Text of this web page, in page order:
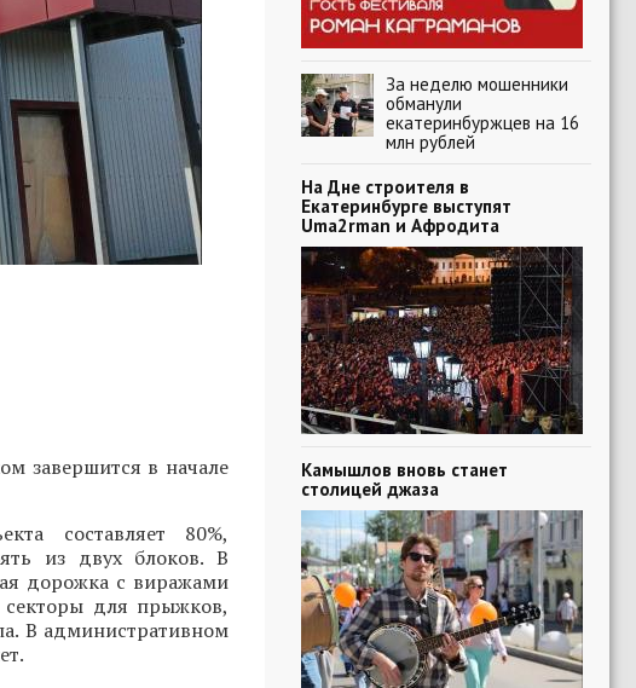
завершится в начале
составляет 80%,
из двух блоков. В
дорожка с виражами
для прыжков,
В административном
За неделю мошенники
обманули
екатеринбуржцев на 16
млн рублей
На Дне строителя в
Екатеринбурге выступят
Uma2rman и Афродита
Камышлов вновь станет
столицей джаза